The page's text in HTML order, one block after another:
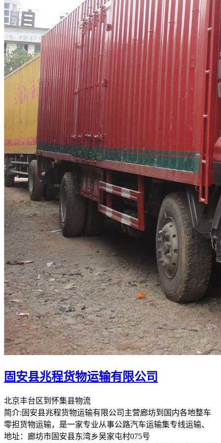
固安县兆程货物运输有限公司
北京丰台区到怀集县物流
简介:固安县兆程货物运输有限公司主营廊坊到国内各地整车
零担货物运输，是一家专业从事公路汽车运输集专线运输、
地址：廊坊市固安县东湾乡吴家屯村075号